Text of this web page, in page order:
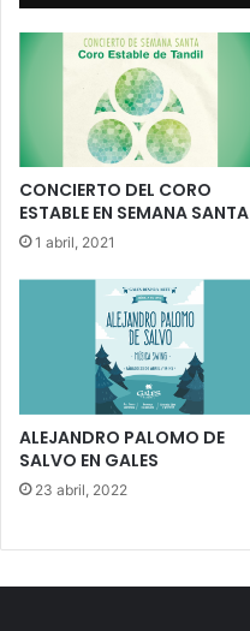
CONCIERTO DEL CORO
ESTABLE EN SEMANA SANTA
1 abril, 2021
ALEJANDRO PALOMO DE
SALVO EN GALES
23 abril, 2022